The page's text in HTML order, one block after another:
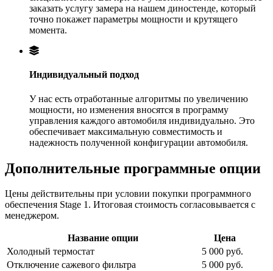
заказать услугу замера на нашем диностенде, который
точно покажет параметры мощности и крутящего
момента.
Индивидуальный подход
У нас есть отработанные алгоритмы по увеличению
мощности, но изменения вносятся в программу
управления каждого автомобиля индивидуально. Это
обеспечивает максимальную совместимость и
надежность полученной конфигурации автомобиля.
Дополнительные программные опции
Цены действительны при условии покупки программного
обеспечения Stage 1. Итоговая стоимость согласовывается с
менеджером.
Название опции
Цена
Холодный термостат
5 000 руб.
Отключение сажевого фильтра
5 000 руб.